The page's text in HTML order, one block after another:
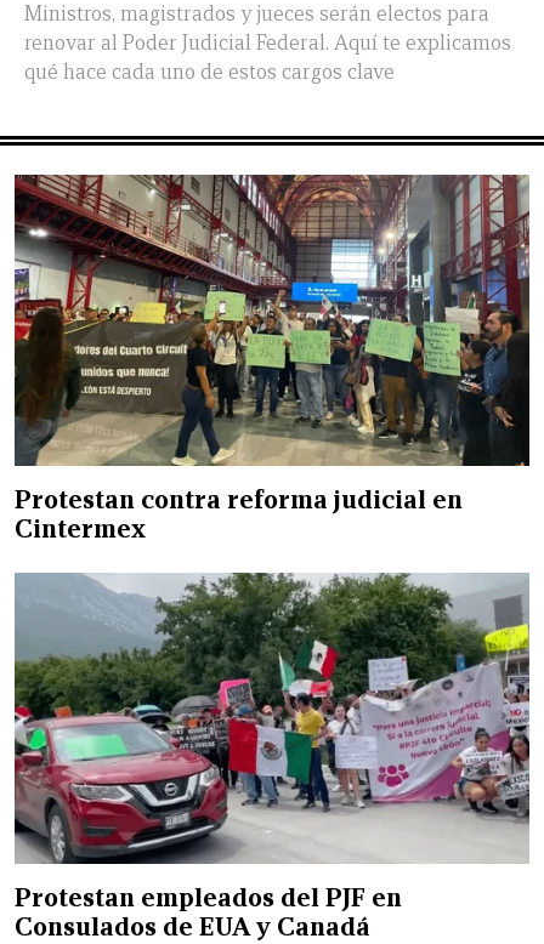
Ministros, magistrados y jueces serán electos para
renovar al Poder Judicial Federal. Aquí te explicamos
qué hace cada uno de estos cargos clave
Protestan contra reforma judicial en
Cintermex
Protestan empleados del PJF en
Consulados de EUA y Canadá